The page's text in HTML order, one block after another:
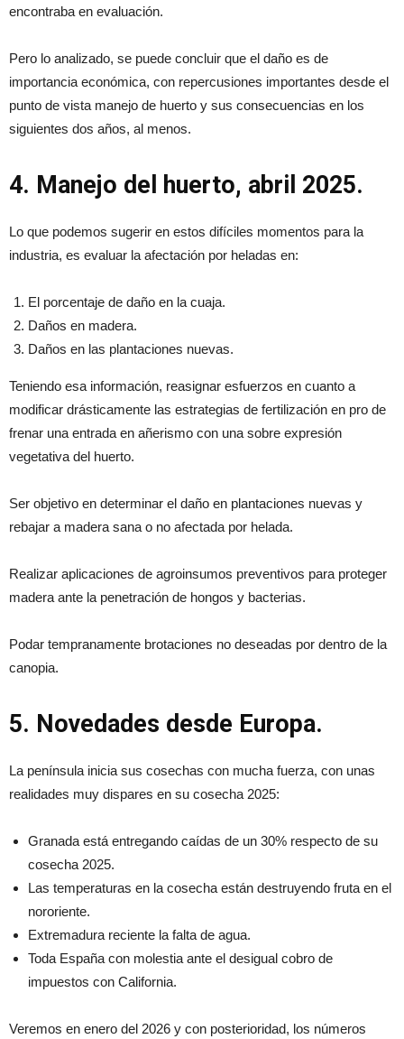
encontraba en evaluación.
Pero lo analizado, se puede concluir que el daño es de
importancia económica, con repercusiones importantes desde el
punto de vista manejo de huerto y sus consecuencias en los
siguientes dos años, al menos.
4. Manejo del huerto, abril 2025.
Lo que podemos sugerir en estos difíciles momentos para la
industria, es evaluar la afectación por heladas en:
El porcentaje de daño en la cuaja.
Daños en madera.
Daños en las plantaciones nuevas.
Teniendo esa información, reasignar esfuerzos en cuanto a
modificar drásticamente las estrategias de fertilización en pro de
frenar una entrada en añerismo con una sobre expresión
vegetativa del huerto.
Ser objetivo en determinar el daño en plantaciones nuevas y
rebajar a madera sana o no afectada por helada.
Realizar aplicaciones de agroinsumos preventivos para proteger
madera ante la penetración de hongos y bacterias.
Podar tempranamente brotaciones no deseadas por dentro de la
canopia.
5. Novedades desde Europa.
La península inicia sus cosechas con mucha fuerza, con unas
realidades muy dispares en su cosecha 2025:
Granada está entregando caídas de un 30% respecto de su
cosecha 2025.
Las temperaturas en la cosecha están destruyendo fruta en el
nororiente.
Extremadura reciente la falta de agua.
Toda España con molestia ante el desigual cobro de
impuestos con California.
Veremos en enero del 2026 y con posterioridad, los números